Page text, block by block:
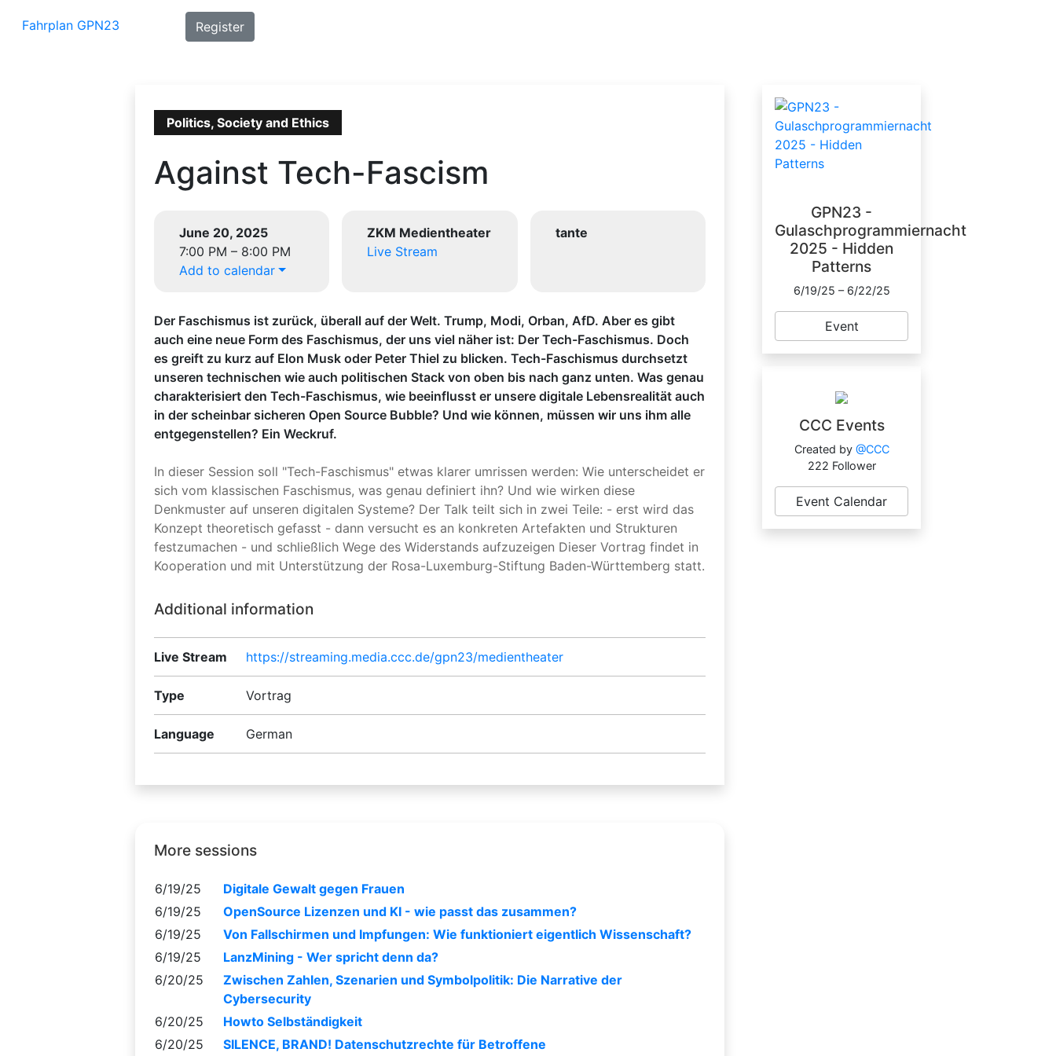
Fahrplan GPN23 Register
Politics, Society and Ethics
Against Tech-Fascism
June 20, 2025
7:00 PM – 8:00 PM
Add to calendar
ZKM Medientheater
Live Stream
tante
Der Faschismus ist zurück, überall auf der Welt. Trump, Modi, Orban, AfD. Aber es gibt
auch eine neue Form des Faschismus, der uns viel näher ist: Der Tech-Faschismus. Doch
es greift zu kurz auf Elon Musk oder Peter Thiel zu blicken. Tech-Faschismus durchsetzt
unseren technischen wie auch politischen Stack von oben bis nach ganz unten. Was genau
charakterisiert den Tech-Faschismus, wie beeinflusst er unsere digitale Lebensrealität auch
in der scheinbar sicheren Open Source Bubble? Und wie können, müssen wir uns ihm alle
entgegenstellen? Ein Weckruf.
In dieser Session soll "Tech-Faschismus" etwas klarer umrissen werden: Wie unterscheidet er
sich vom klassischen Faschismus, was genau definiert ihn? Und wie wirken diese
Denkmuster auf unseren digitalen Systeme? Der Talk teilt sich in zwei Teile: - erst wird das
Konzept theoretisch gefasst - dann versucht es an konkreten Artefakten und Strukturen
festzumachen - und schließlich Wege des Widerstands aufzuzeigen Dieser Vortrag findet in
Kooperation und mit Unterstützung der Rosa-Luxemburg-Stiftung Baden-Württemberg statt.
Additional information
Live Stream https://streaming.media.ccc.de/gpn23/medientheater
Type Vortrag
Language German
More sessions
6/19/25
Digitale Gewalt gegen Frauen
6/19/25
OpenSource Lizenzen und KI - wie passt das zusammen?
6/19/25
Von Fallschirmen und Impfungen: Wie funktioniert eigentlich Wissenschaft?
6/19/25
LanzMining - Wer spricht denn da?
6/20/25
Zwischen Zahlen, Szenarien und Symbolpolitik: Die Narrative der
Cybersecurity
6/20/25
Howto Selbständigkeit
6/20/25
SILENCE, BRAND! Datenschutzrechte für Betroffene
GPN23 -
Gulaschprogrammiernacht
2025 - Hidden
Patterns
6/19/25 – 6/22/25
Event
CCC Events
Created by @CCC
222 Follower
Event Calendar